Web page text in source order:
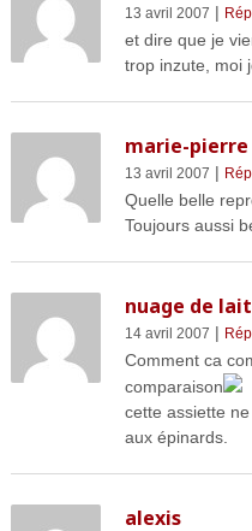
13 avril 2007 |
et dire que je
trop inzute, moi
marie-pierre
13 avril 2007 |
Quelle belle
Toujours aussi
nuage de lait
14 avril 2007 |
Comment ca
comparaison
cette assiette
aux épinards.
alexis